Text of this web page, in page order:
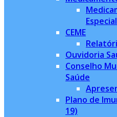
CEME
Ouvidoria
Conselho
Saúde
Plano de
19)